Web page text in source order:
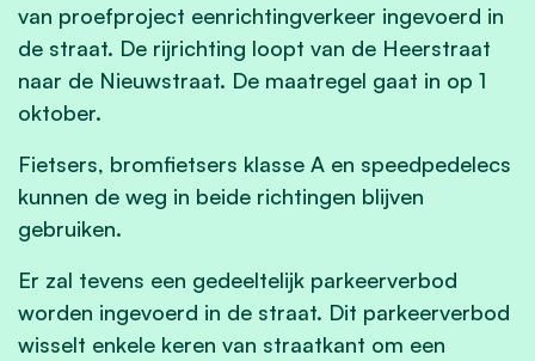
van proefproject eenrichtingverkeer ingevoerd in
de straat. De rijrichting loopt van de Heerstraat
naar de Nieuwstraat. De maatregel gaat in op 1
oktober.
Fietsers, bromfietsers klasse A en speedpedelecs
kunnen de weg in beide richtingen blijven
gebruiken.
Er zal tevens een gedeeltelijk parkeerverbod
worden ingevoerd in de straat. Dit parkeerverbod
wisselt enkele keren van straatkant om een